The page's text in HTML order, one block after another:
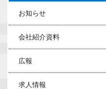
お知らせ
会社紹介資料
広報
求人情報